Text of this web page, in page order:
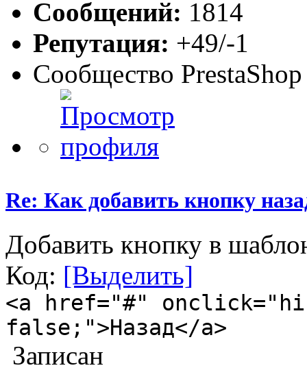
Сообщений: 1814
Репутация: +49/-1
Сообщество PrestaShop
Re: Как добавить кнопку
Добавить кнопку в
Код: [Выделить]
<a href="#"
false;">Назад</a>
Записан